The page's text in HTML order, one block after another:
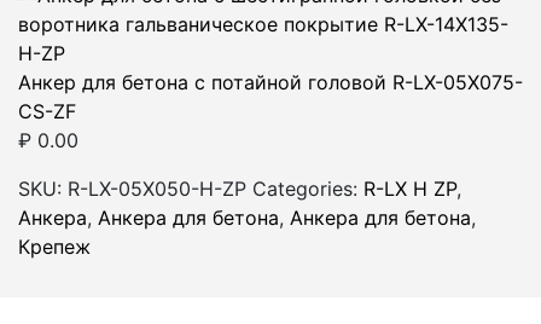
Анкер для бетона c потайной головой R-LX-05X075-
CS-ZF
₽ 0.00
SKU: R-LX-05X050-H-ZP Categories: R-LX H ZP,
Анкера, Анкера для бетона, Анкера для бетона,
Крепеж